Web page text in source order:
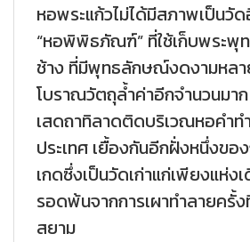
หอพระแก้วไม่ได้มีสภาพเป็นวั
“หอพิพิธภัณฑ์” ที่ใช้เก็บพระพุ
ช้าง ที่มีพุทธลักษณ์งดงามหล
โบราณวัตถุล้ำค่าอีกจำนวนมา
เสดถาทิลาดติดบริเวณหอคำท
ประเทศ เยื้องกันอีกฝั่งหนึ่งขอ
เกดซึ่งเป็นวัดเก่าแก่เพียงแห่
รอดพ้นจากการเผาทำลายครั้
สยาม